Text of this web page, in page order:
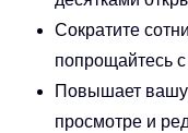
Сократите
попрощайтесь
Повышает вашу
просмотре и